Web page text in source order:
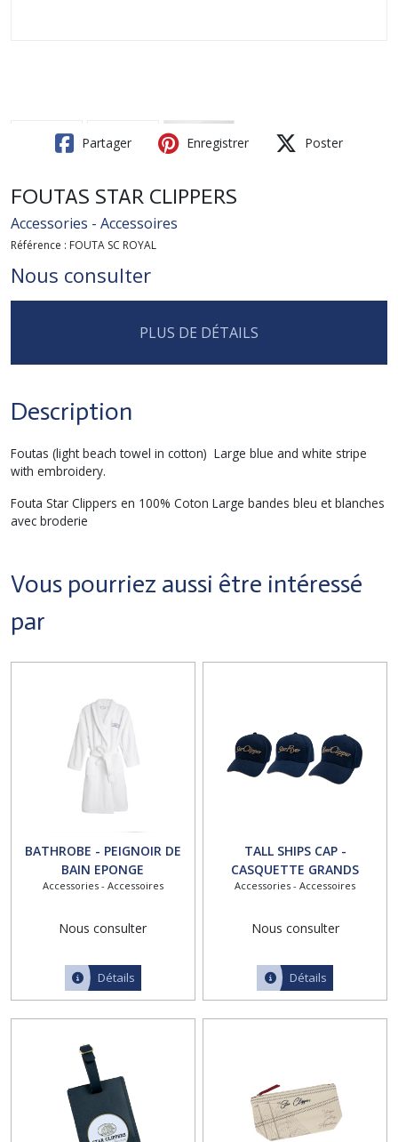
Partager Enregistrer Poster
FOUTAS STAR CLIPPERS
Accessories - Accessoires
Référence : FOUTA SC ROYAL
Nous consulter
PLUS DE DÉTAILS
Description
Foutas (light beach towel in cotton) Large blue and white stripe
with embroidery.
Fouta Star Clippers en 100% Coton Large bandes bleu et blanches
avec broderie
Vous pourriez aussi être intéressé
par
BATHROBE - PEIGNOIR DE
BAIN EPONGE
Accessories - Accessoires
Nous consulter
Détails
TALL SHIPS CAP -
CASQUETTE GRANDS
VOILIERS
Accessories - Accessoires
Nous consulter
Détails